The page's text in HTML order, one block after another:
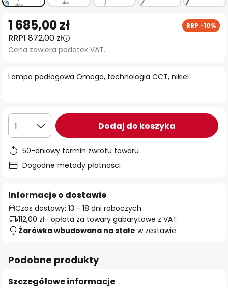
na
początek
galerii
Lampa podłogowa Omega, technologia CCT, nikiel
1 685,00 zł RRP -10%
RRP1 872,00 zł
Cena zawiera podatek VAT.
1 Dodaj do koszyka
50-dniowy termin zwrotu towaru
Dogodne metody płatności
Informacje o dostawie
Czas dostawy: 13 - 18 dni roboczych
112,00 zł- opłata za towary gabarytowe z VAT.
Żarówka wbudowana na stałe w zestawie
Podobne produkty
Szczegółowe informacje